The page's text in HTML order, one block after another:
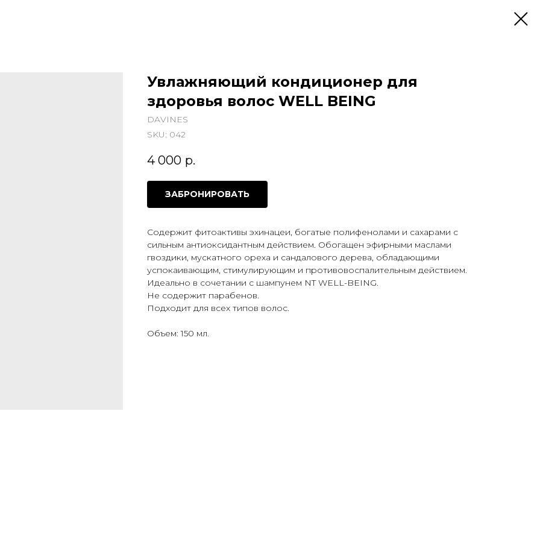
Увлажняющий кондиционер для
здоровья волос WELL BEING
DAVINES
SKU: 042
4 000 р.
ЗАБРОНИРОВАТЬ
Содержит фитоактивы эхинацеи, богатые полифенолами и сахарами с
сильным антиоксидантным действием. Обогащен эфирными маслами
гвоздики, мускатного ореха и сандалового дерева, обладающими
успокаивающим, стимулирующим и противовоспалительным действием.
Идеально в сочетании с шампунем NT WELL-BEING.
Не содержит парабенов.
Подходит для всех типов волос.
Объем: 150 мл.